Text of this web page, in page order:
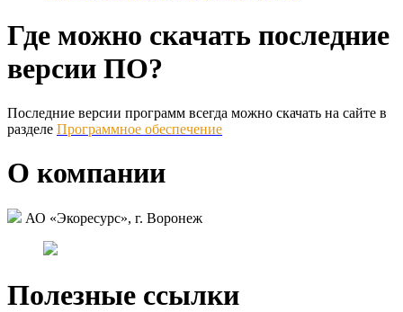
Где можно скачать последние
версии ПО?
Последние версии программ всегда можно скачать на сайте в
разделе Программное обеспечение
О компании
АО «Экоресурс», г. Воронеж
Полезные ссылки